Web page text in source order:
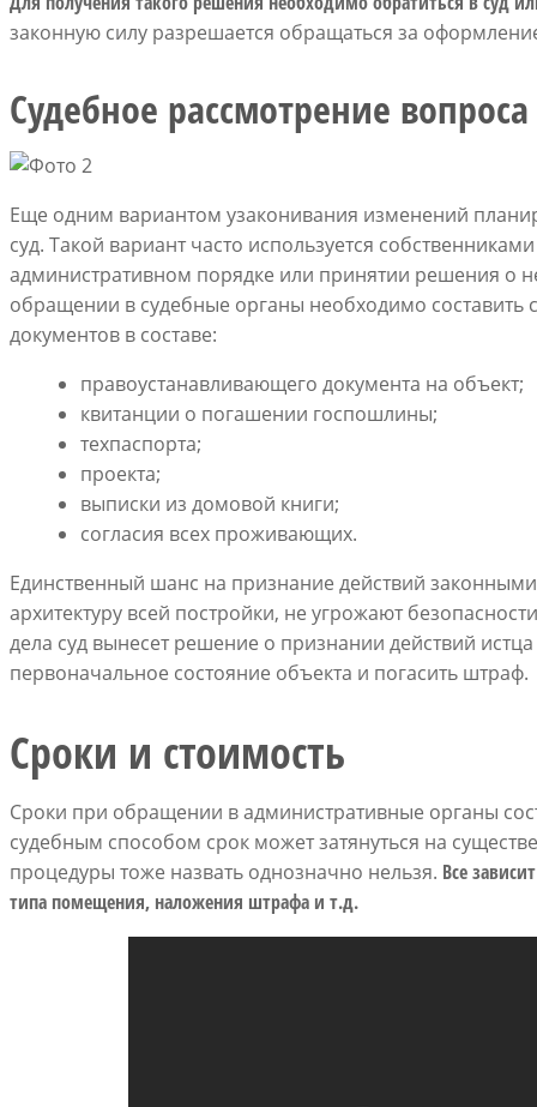
законную силу разрешается обращаться за
Судебное рассмотрение вопроса
Еще одним вариантом узаконивания изменений
суд. Такой вариант часто используется
административном порядке или принятии решения о
обращении в судебные органы необходимо составить
документов в составе:
правоустанавливающего документа на объект;
квитанции о погашении госпошлины;
техпаспорта;
проекта;
выписки из домовой книги;
согласия всех проживающих.
Единственный шанс на признание действий
архитектуру всей постройки, не угрожают
дела суд вынесет решение о признании действий
первоначальное состояние объекта и погасить штраф.
Сроки и стоимость
Сроки при обращении в административные органы
судебным способом срок может затянуться на
процедуры тоже назвать однозначно нельзя. Все
типа помещения, наложения штрафа и т.д.